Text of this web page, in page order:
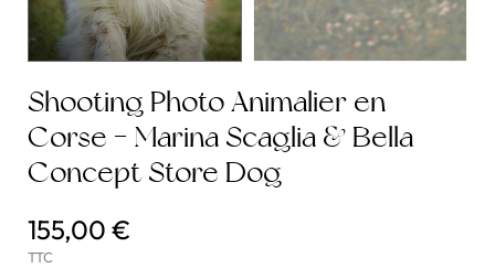
Shooting Photo Animalier en
Corse - Marina Scaglia & Bella
Concept Store Dog
155,00 €
TTC